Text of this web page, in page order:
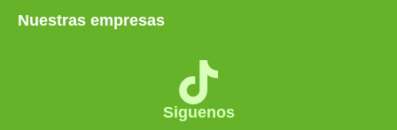
Nuestras empresas
Siguenos